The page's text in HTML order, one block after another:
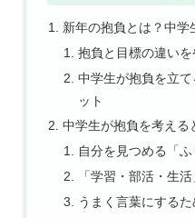
新年の抱負とは？中
抱負と目標の違い
中学生が抱負を立
ット
中学生が抱負を考える
自分を見つめる「
「学習・部活・生
うまく言葉にする